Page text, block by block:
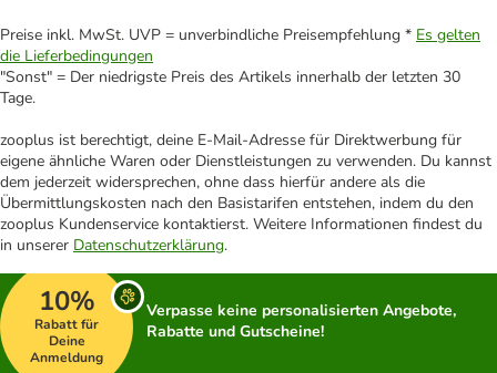
Preise inkl. MwSt. UVP = unverbindliche Preisempfehlung * Es gelten
die Lieferbedingungen
"Sonst" = Der niedrigste Preis des Artikels innerhalb der letzten 30
Tage.
zooplus ist berechtigt, deine E-Mail-Adresse für Direktwerbung für
eigene ähnliche Waren oder Dienstleistungen zu verwenden. Du kannst
dem jederzeit widersprechen, ohne dass hierfür andere als die
Übermittlungskosten nach den Basistarifen entstehen, indem du den
zooplus Kundenservice kontaktierst. Weitere Informationen findest du
in unserer Datenschutzerklärung.
10%
Rabatt für
Deine
Anmeldung
Verpasse keine personalisierten Angebote,
Rabatte und Gutscheine!